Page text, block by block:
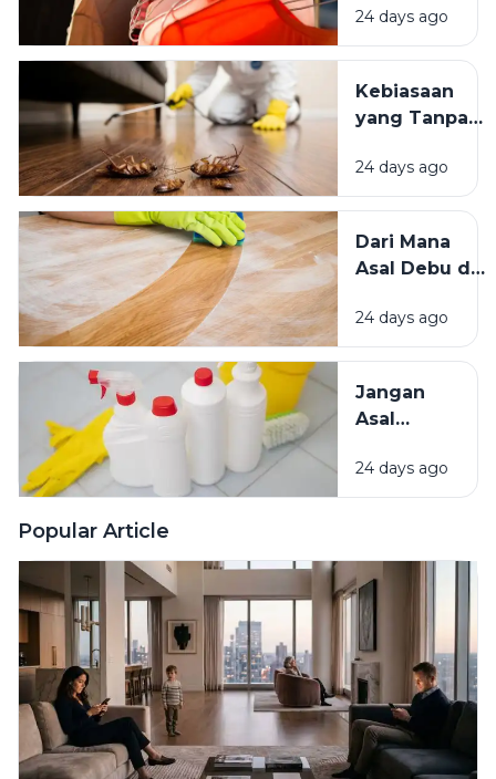
Kesejahteraan
Kita?
atau Di
Tempat
Mana yang
Lebih
24 days ago
Kebiasaan
yang Tanpa
Mengundang
Kecoak,
Hama
Lainnya Ke
24 days ago
Dari Mana
Asal Debu di
Kenali
Penyebab
Mengatasinya
24 days ago
Jangan
Asal
Bahan
Pembersih
24 days ago
Popular Article